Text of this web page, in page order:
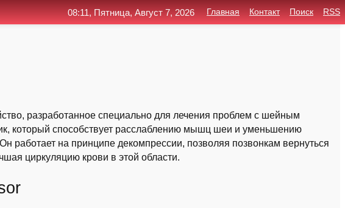
разработанное специально для лечения проблем с шейным
который способствует расслаблению мышц шеи и уменьшению
работает на принципе декомпрессии, позволяя позвонкам вернуться
циркуляцию крови в этой области.
08:11, Пятница, Август 7, 2026 Главная Контакт Поиск RSS